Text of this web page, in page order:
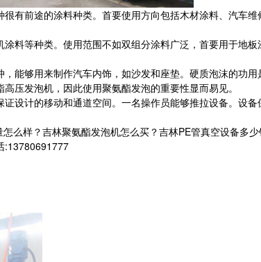
前途的涂料种类。首要使用方向包括木材涂料、汽车
等种类。使用范围不如双组分涂料广泛，首要用于地
够用来制作汽车内饰，如沙发和座垫。硬质泡沫的功
压发泡机，因此使用聚氨酯发泡的重要性显而易见。
计的移动和通道空间。一名操作员能够推拉设备。设
么样？吉林聚氨酯发泡机怎么买？吉林PE管真空设备多
:13780691777